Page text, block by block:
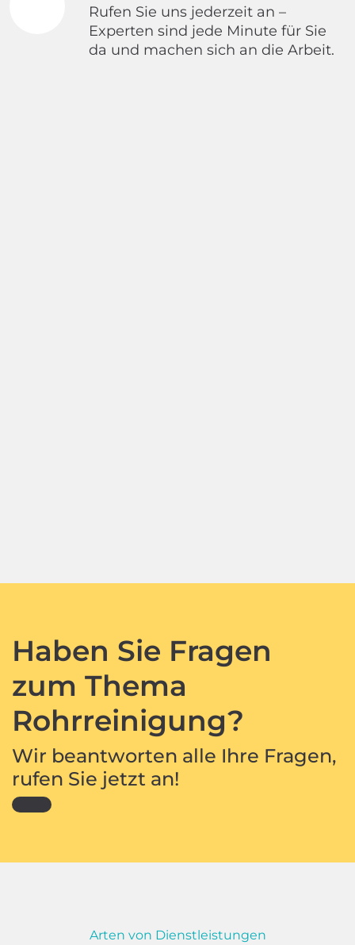
Rufen Sie uns jederzeit an –
Experten sind jede Minute für Sie
da und machen sich an die Arbeit.
Haben Sie Fragen
zum Thema
Rohrreinigung?
Wir beantworten alle Ihre Fragen,
rufen Sie jetzt an!
Arten von Dienstleistungen